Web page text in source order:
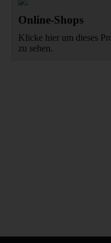
Online-Shops
Klicke hier um dieses
zu sehen.